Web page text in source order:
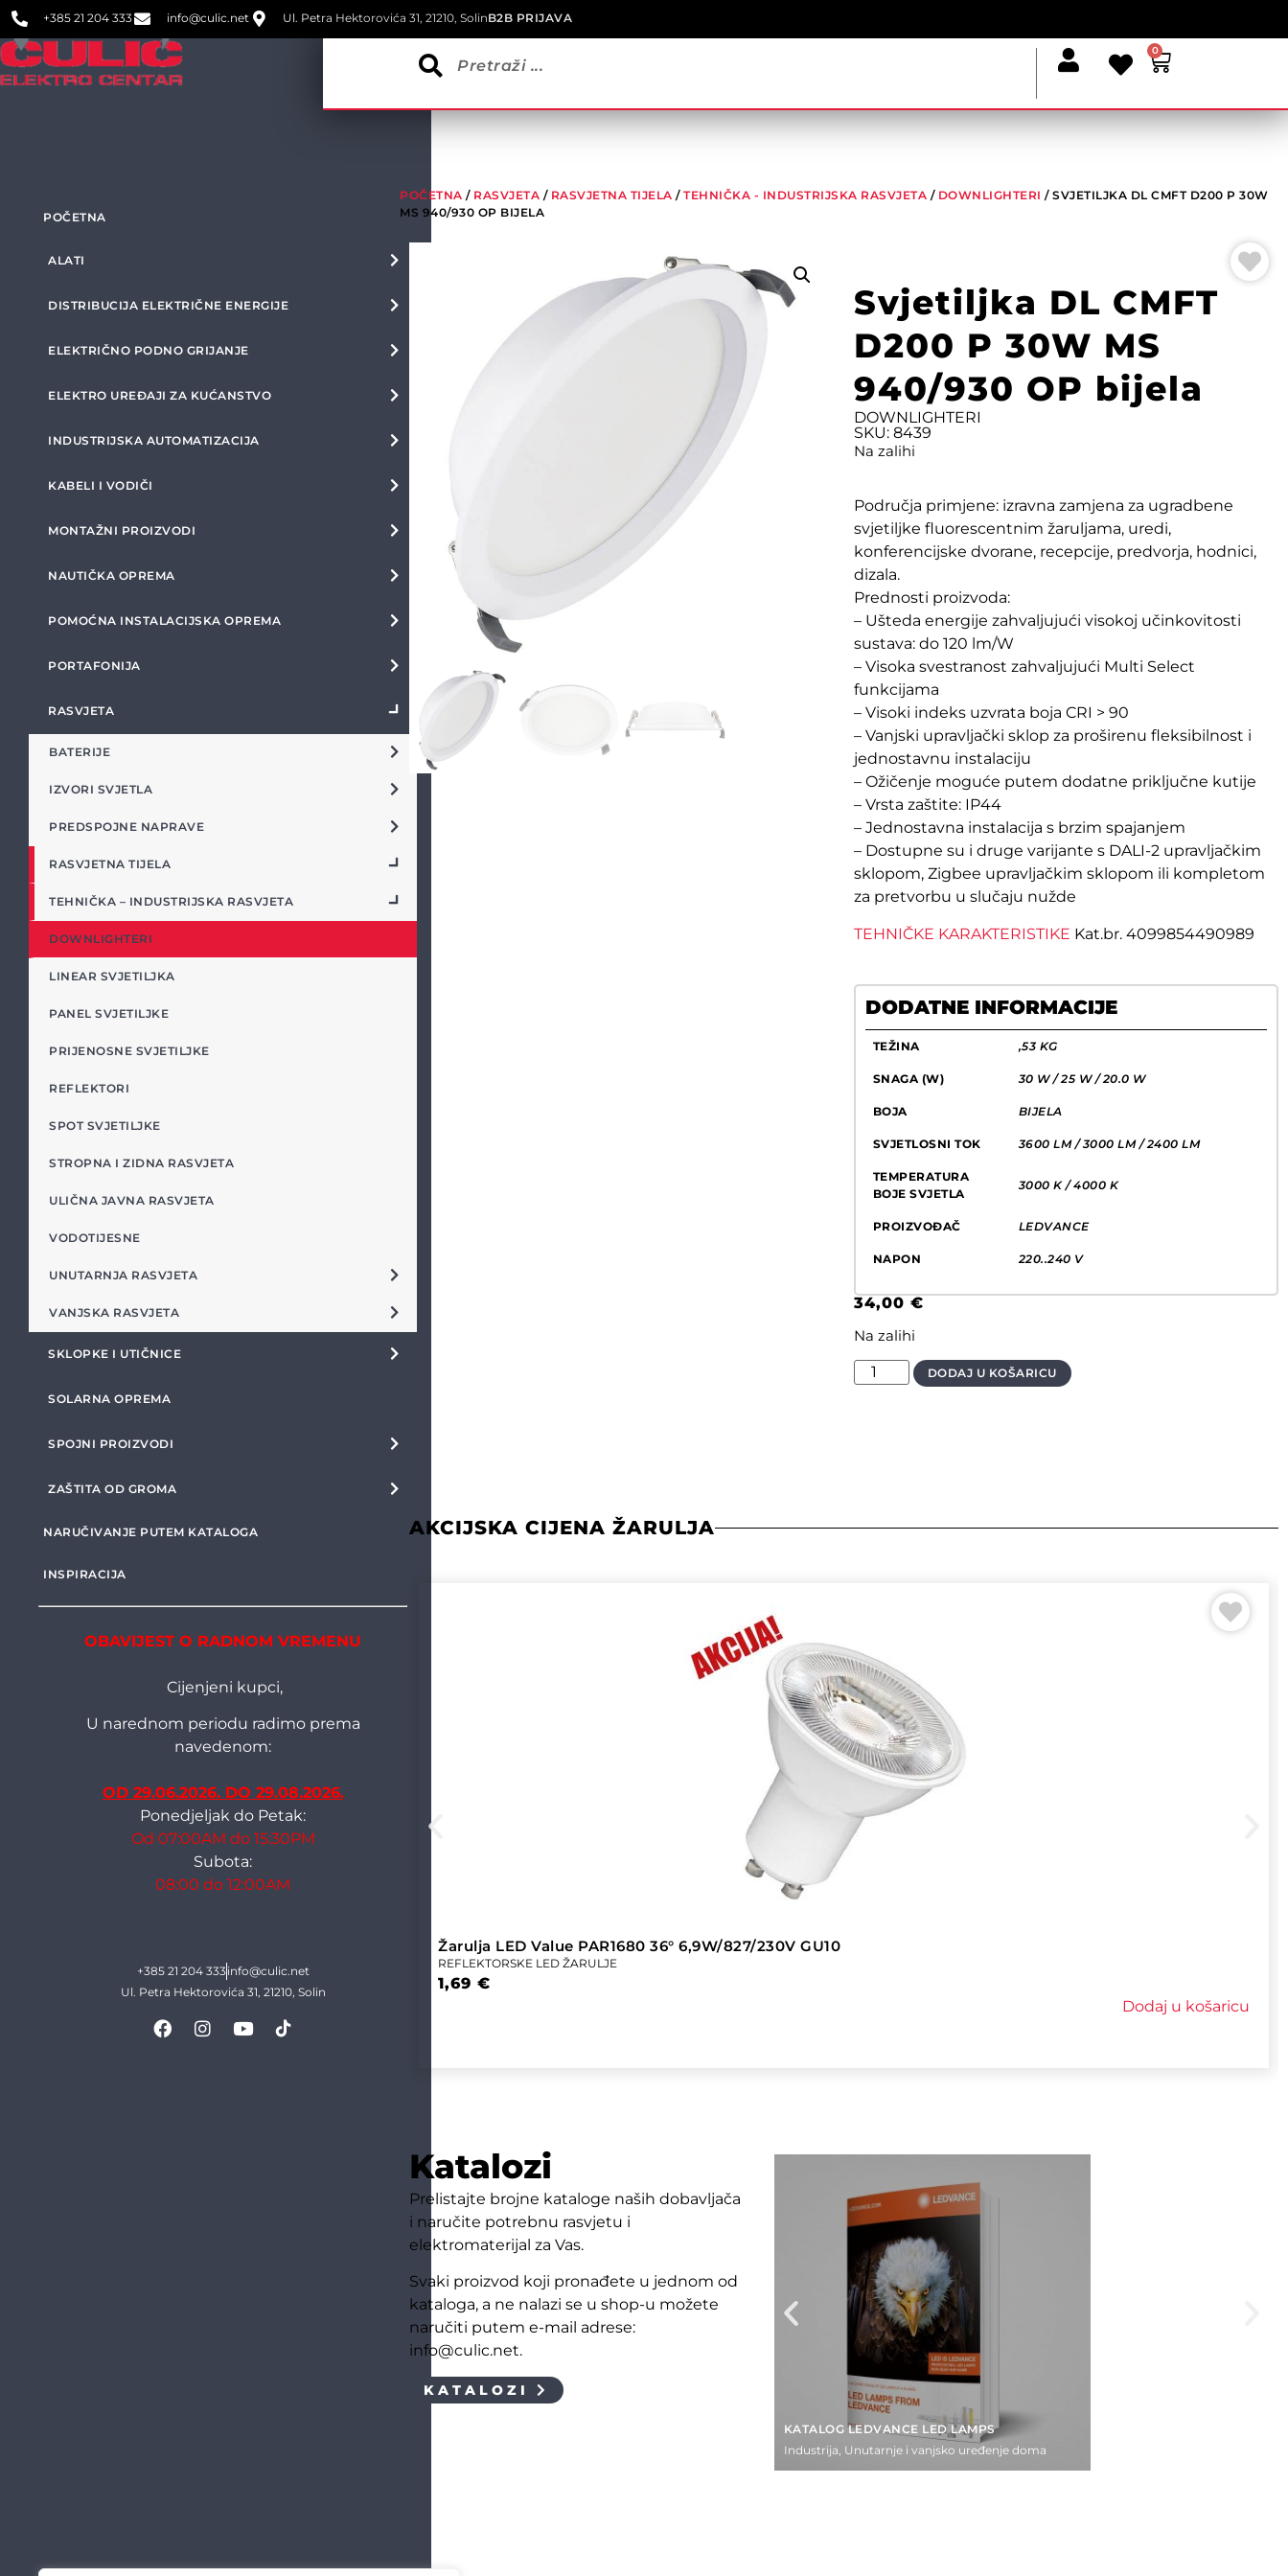
+385 21 204 333 info@culic.net Ul. Petra Hektorovića 31, 21210, SolinB2B PRIJAVA
0
POČETNA
ALATI
DISTRIBUCIJA ELEKTRIČNE ENERGIJE
ELEKTRIČNO PODNO GRIJANJE
ELEKTRO UREĐAJI ZA KUĆANSTVO
INDUSTRIJSKA AUTOMATIZACIJA
KABELI I VODIČI
MONTAŽNI PROIZVODI
NAUTIČKA OPREMA
POMOĆNA INSTALACIJSKA OPREMA
PORTAFONIJA
RASVJETA
BATERIJE
IZVORI SVJETLA
PREDSPOJNE NAPRAVE
RASVJETNA TIJELA
TEHNIČKA – INDUSTRIJSKA RASVJETA
DOWNLIGHTERI
LINEAR SVJETILJKA
PANEL SVJETILJKE
PRIJENOSNE SVJETILJKE
REFLEKTORI
SPOT SVJETILJKE
STROPNA I ZIDNA RASVJETA
ULIČNA JAVNA RASVJETA
VODOTIJESNE
UNUTARNJA RASVJETA
VANJSKA RASVJETA
SKLOPKE I UTIČNICE
SOLARNA OPREMA
SPOJNI PROIZVODI
ZAŠTITA OD GROMA
NARUČIVANJE PUTEM KATALOGA
INSPIRACIJA
OBAVIJEST O RADNOM VREMENU
Cijenjeni kupci,
U narednom periodu radimo prema
navedenom:
OD 29.06.2026. DO 29.08.2026.
Ponedjeljak do Petak:
Od 07:00AM do 15:30PM
Subota:
08:00 do 12:00AM
+385 21 204 333info@culic.net
Ul. Petra Hektorovića 31, 21210, Solin
POČETNA / RASVJETA / RASVJETNA TIJELA /TEHNIČKA - INDUSTRIJSKA RASVJETA / DOWNLIGHTERI / SVJETILJKA DL CMFT D200 P 30W
MS 940/930 OP BIJELA
Svjetiljka DL CMFT
D200 P 30W MS
940/930 OP bijela
DOWNLIGHTERI
SKU: 8439
Na zalihi
Područja primjene: izravna zamjena za ugradbene
svjetiljke fluorescentnim žaruljama, uredi,
konferencijske dvorane, recepcije, predvorja, hodnici,
dizala.
Prednosti proizvoda:
– Ušteda energije zahvaljujući visokoj učinkovitosti
sustava: do 120 lm/W
– Visoka svestranost zahvaljujući Multi Select
funkcijama
– Visoki indeks uzvrata boja CRI > 90
– Vanjski upravljački sklop za proširenu fleksibilnost i
jednostavnu instalaciju
– Ožičenje moguće putem dodatne priključne kutije
– Vrsta zaštite: IP44
– Jednostavna instalacija s brzim spajanjem
– Dostupne su i druge varijante s DALI-2 upravljačkim
sklopom, Zigbee upravljačkim sklopom ili kompletom
za pretvorbu u slučaju nužde
TEHNIČKE KARAKTERISTIKE Kat.br. 4099854490989
DODATNE INFORMACIJE
TEŽINA ,53 KG
SNAGA (W) 30 W / 25 W / 20.0 W
BOJA BIJELA
SVJETLOSNI TOK 3600 LM / 3000 LM / 2400 LM
TEMPERATURA
BOJE SVJETLA
3000 K / 4000 K
PROIZVOĐAČ LEDVANCE
NAPON 220..240 V
34,00 €
Na zalihi
DODAJ U KOŠARICU
AKCIJSKA CIJENA ŽARULJA
Žarulja LED Value PAR1680 36° 6,9W/827/230V GU10
REFLEKTORSKE LED ŽARULJE
1,69€
Dodaj u košaricu
Katalozi
Prelistajte brojne kataloge naših dobavljača
i naručite potrebnu rasvjetu i
elektromaterijal za Vas.
Svaki proizvod koji pronađete u jednom od
kataloga, a ne nalazi se u shop-u možete
naručiti putem e-mail adrese:
info@culic.net.
KATALOZI
KATALOG LEDVANCE LED LAMPS
Industrija Unutarnje i vanjsko uređenje doma